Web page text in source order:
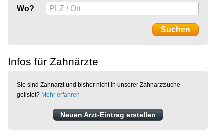
Wo?
Infos für Zahnärzte
Sie sind Zahnarzt und bisher nicht in unserer Zahnarztsuche
gelistet? Mehr erfahren
Neuen Arzt-Eintrag erstellen